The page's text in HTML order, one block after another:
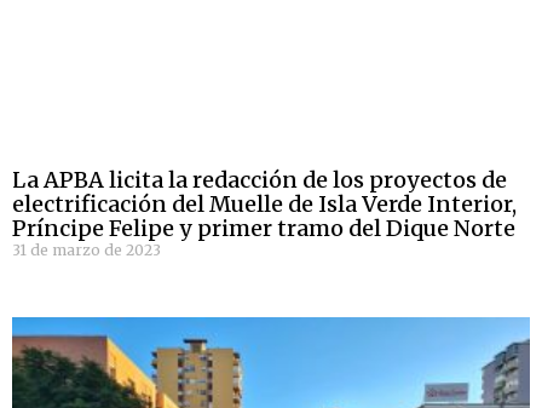
La APBA licita la redacción de los proyectos de
electrificación del Muelle de Isla Verde Interior,
Príncipe Felipe y primer tramo del Dique Norte
31 de marzo de 2023